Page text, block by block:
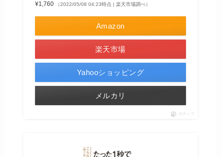
¥1,760
（2022/05/08 04:23時点 | 楽天市場調べ）
Amazon
楽天市場
Yahooショッピング
メルカリ
ポチップ